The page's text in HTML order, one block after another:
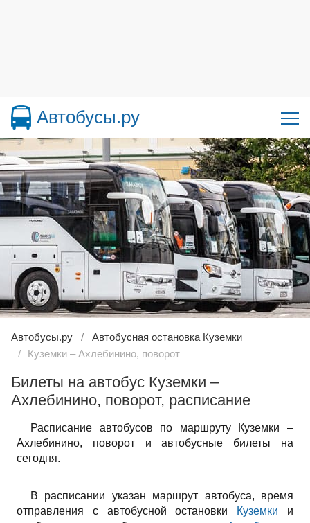
Автобусы.ру
Автобусы.ру
Автобусная остановка Куземки
Куземки – Ахлебинино, поворот
Билеты на автобус Куземки –
Ахлебинино, поворот, расписание
Расписание автобусов по маршруту Куземки –
Ахлебинино, поворот и автобусные билеты на
сегодня.
В расписании указан маршрут автобуса, время
отправления с автобусной остановки
Куземки и